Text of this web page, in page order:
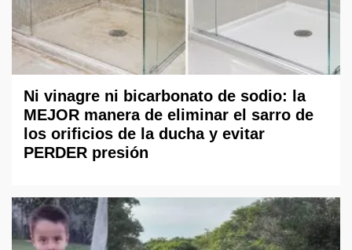
Ni vinagre ni bicarbonato de sodio: la
MEJOR manera de eliminar el sarro de
los orificios de la ducha y evitar
PERDER presión